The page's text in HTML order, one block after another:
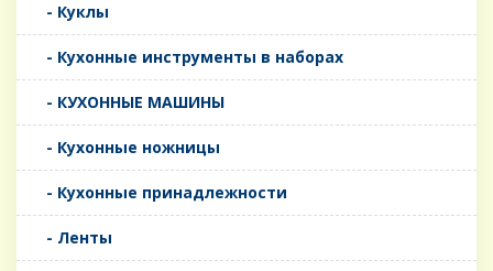
- Куклы
- Кухонные инструменты в наборах
- КУХОННЫЕ МАШИНЫ
- Кухонные ножницы
- Кухонные принадлежности
- Ленты